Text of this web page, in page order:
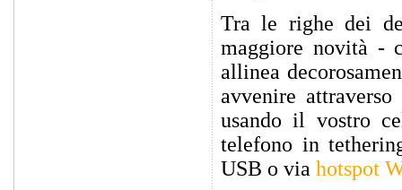
Tra le righe dei
maggiore novità -
allinea
avvenire
usando il vostro
telefono in
USB o via hotspot